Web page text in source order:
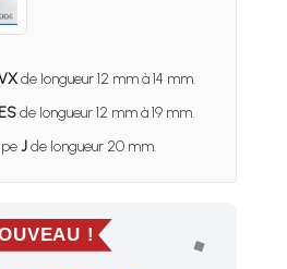
de longueur 12 mm à 14 mm.
ESde longueur 12 mm à 19 mm.
Jde longueur 20 mm.
!